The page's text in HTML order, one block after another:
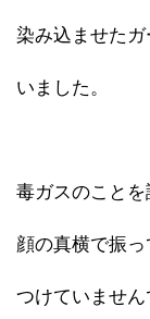
染み込ませた
いました。
毒ガスのこと
顔の真横で振
つけていません